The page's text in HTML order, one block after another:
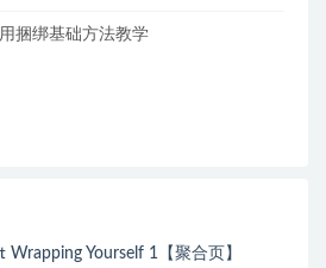
捆绑基础方法教学
Yourself 1【聚合页】